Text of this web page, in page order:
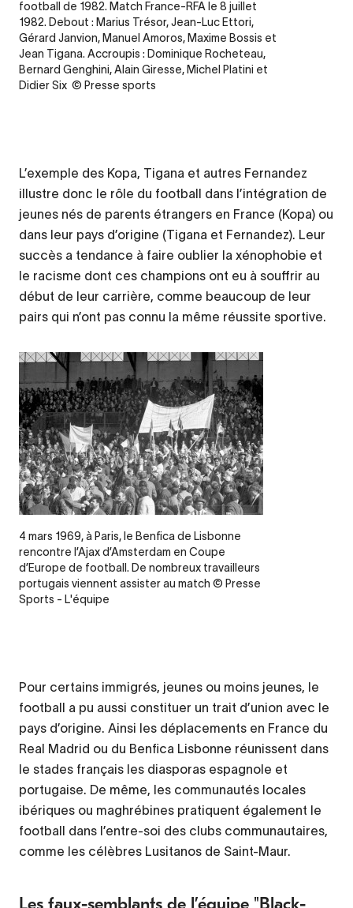
football de 1982. Match France-RFA le 8 juillet
1982. Debout : Marius Trésor, Jean-Luc Ettori,
Gérard Janvion, Manuel Amoros, Maxime Bossis et
Jean Tigana. Accroupis : Dominique Rocheteau,
Bernard Genghini, Alain Giresse, Michel Platini et
Didier Six © Presse sports
L’exemple des Kopa, Tigana et autres Fernandez
illustre donc le rôle du football dans l’intégration de
jeunes nés de parents étrangers en France (Kopa) ou
dans leur pays d’origine (Tigana et Fernandez). Leur
succès a tendance à faire oublier la xénophobie et
le racisme dont ces champions ont eu à souffrir au
début de leur carrière, comme beaucoup de leur
pairs qui n’ont pas connu la même réussite sportive.
Legende
4 mars 1969, à Paris, le Benfica de Lisbonne
rencontre l’Ajax d’Amsterdam en Coupe
d’Europe de football. De nombreux travailleurs
portugais viennent assister au match © Presse
Sports - L'équipe
Pour certains immigrés, jeunes ou moins jeunes, le
football a pu aussi constituer un trait d’union avec le
pays d’origine. Ainsi les déplacements en France du
Real Madrid ou du Benfica Lisbonne réunissent dans
le stades français les diasporas espagnole et
portugaise. De même, les communautés locales
ibériques ou maghrébines pratiquent également le
football dans l’entre-soi des clubs communautaires,
comme les célèbres Lusitanos de Saint-Maur.
Les faux-semblants de l’équipe "Black-